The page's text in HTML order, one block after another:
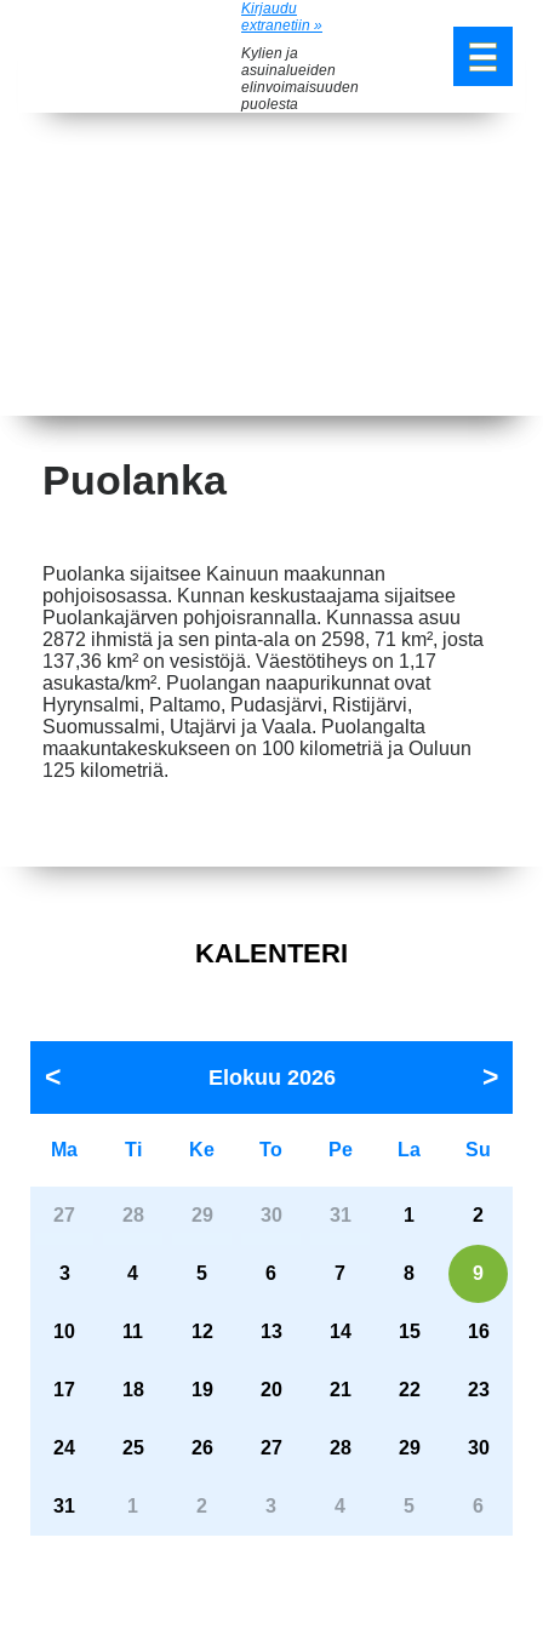
Kirjaudu
extranetiin »
Kylien ja
asuinalueiden
elinvoimaisuuden
puolesta
Puolanka
Puolanka sijaitsee Kainuun maakunnan
pohjoisosassa. Kunnan keskustaajama sijaitsee
Puolankajärven pohjoisrannalla. Kunnassa asuu
2872 ihmistä ja sen pinta-ala on 2598, 71 km², josta
137,36 km² on vesistöjä. Väestötiheys on 1,17
asukasta/km². Puolangan naapurikunnat ovat
Hyrynsalmi, Paltamo, Pudasjärvi, Ristijärvi,
Suomussalmi, Utajärvi ja Vaala. Puolangalta
maakuntakeskukseen on 100 kilometriä ja Ouluun
125 kilometriä.
KALENTERI
Elokuu 2026
Ma Ti Ke To Pe La Su
27 28 29 30 31 1 2
3 4 5 6 7 8 9
10 11 12 13 14 15 16
17 18 19 20 21 22 23
24 25 26 27 28 29 30
31 1 2 3 4 5 6